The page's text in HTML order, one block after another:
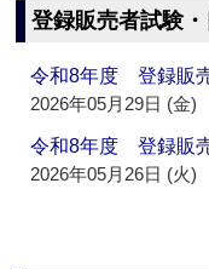
登録販売者試験
令和8年度 登録販
2026年05月29日 (金)
令和8年度 登録販
2026年05月26日 (火)